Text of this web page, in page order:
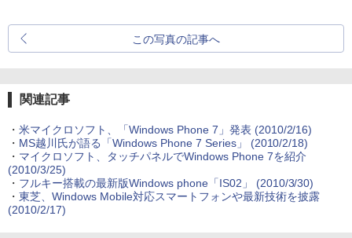
この写真の記事へ
関連記事
・ 米マイクロソフト、「Windows Phone 7」発表 (2010/2/16)
・ MS越川氏が語る「Windows Phone 7 Series」
(2010/2/18)
・ マイクロソフト、タッチパネルでWindows Phone 7を紹介
(2010/3/25)
・ フルキー搭載の最新版Windows phone「IS02」
(2010/3/30)
・ 東芝、Windows Mobile対応スマートフォンや最新技術を披露
(2010/2/17)